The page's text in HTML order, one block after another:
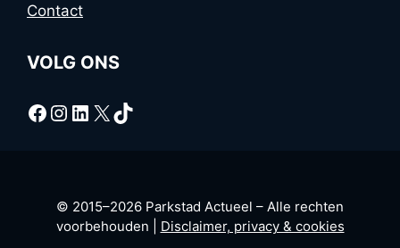
Contact
VOLG ONS
Facebook
Instagram
LinkedIn
X TikTok
© 2015–2026 Parkstad Actueel – Alle rechten
voorbehouden | Disclaimer, privacy & cookies